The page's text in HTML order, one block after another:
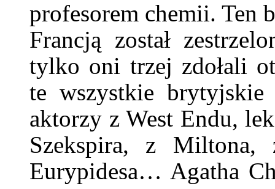
profesorem chemii. Ten
Francją został
tylko oni trzej zdołali
te wszystkie
aktorzy z West Endu,
Szekspira, z
Eurypidesa… Agatha